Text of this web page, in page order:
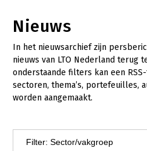
Toekomstvisie
Goed eten
Mooi groen
Sterk ondernemerschap
Nieuws
In het nieuwsarchief zijn
nieuws van LTO Nederland terug
onderstaande filters kan een
sectoren, thema’s, portefeuilles,
worden aangemaakt.